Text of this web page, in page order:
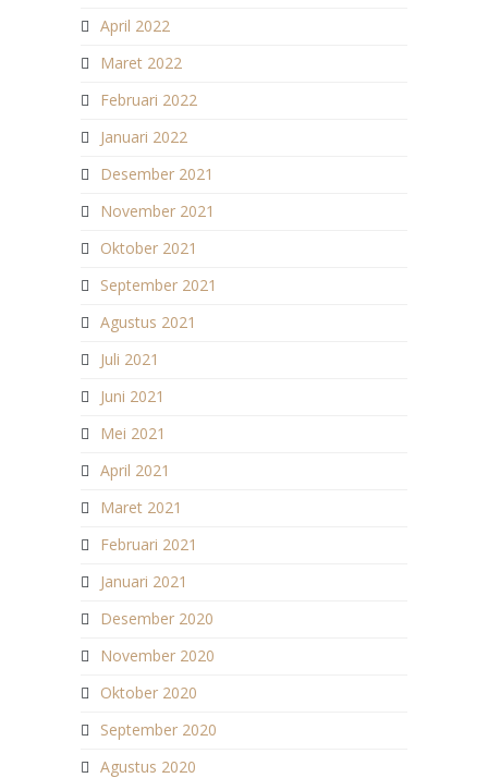
April 2022
Maret 2022
Februari 2022
Januari 2022
Desember 2021
November 2021
Oktober 2021
September 2021
Agustus 2021
Juli 2021
Juni 2021
Mei 2021
April 2021
Maret 2021
Februari 2021
Januari 2021
Desember 2020
November 2020
Oktober 2020
September 2020
Agustus 2020